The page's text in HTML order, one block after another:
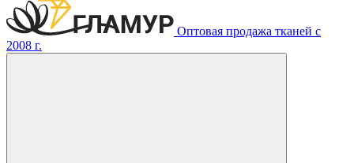
Оптовая продажа тканей с
2008 г.